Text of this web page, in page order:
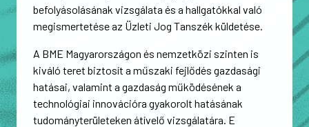
befolyásolásának vizsgálata és a hallgatókkal való
megismertetése az Üzleti Jog Tanszék küldetése.
A BME Magyarországon és nemzetközi szinten is
kiváló teret biztosít a műszaki fejlődés gazdasági
hatásai, valamint a gazdaság működésének a
technológiai innovációra gyakorolt hatásának
tudományterületeken átívelő vizsgálatára. E